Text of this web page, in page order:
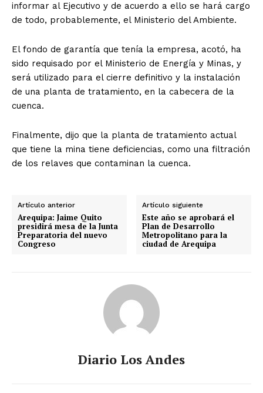
informar al Ejecutivo y de acuerdo a ello se hará cargo
de todo, probablemente, el Ministerio del Ambiente.
El fondo de garantía que tenía la empresa, acotó, ha
sido requisado por el Ministerio de Energía y Minas, y
será utilizado para el cierre definitivo y la instalación
de una planta de tratamiento, en la cabecera de la
cuenca.
Finalmente, dijo que la planta de tratamiento actual
que tiene la mina tiene deficiencias, como una filtración
de los relaves que contaminan la cuenca.
Artículo anterior
Arequipa: Jaime Quito
presidirá mesa de la Junta
Preparatoria del nuevo
Congreso
Artículo siguiente
Este año se aprobará el
Plan de Desarrollo
Metropolitano para la
ciudad de Arequipa
Diario Los Andes